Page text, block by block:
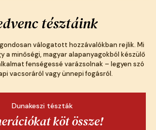
tésztáink
válogatott hozzávalókban rejlik. Mi
a minőségi, magyar alapanyagokból készülő
fenségessé varázsolnak – legyen szó
vacsoráról vagy ünnepi fogásról.
Dunakeszi tészták
köt össze!